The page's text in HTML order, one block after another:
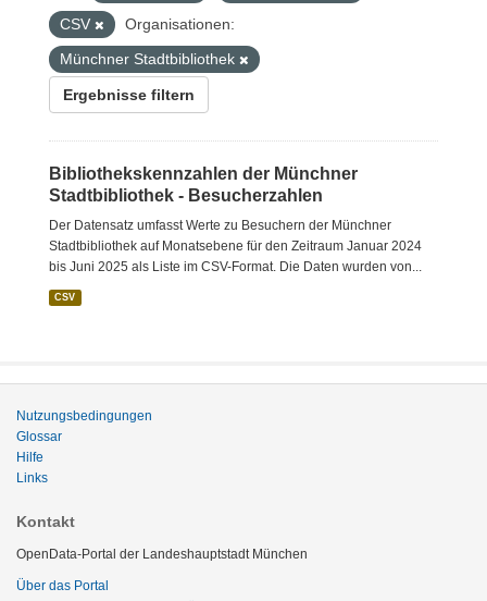
CSV
Organisationen:
Münchner Stadtbibliothek
Ergebnisse filtern
Bibliothekskennzahlen der Münchner
Stadtbibliothek - Besucherzahlen
Der Datensatz umfasst Werte zu Besuchern der Münchner
Stadtbibliothek auf Monatsebene für den Zeitraum Januar 2024
bis Juni 2025 als Liste im CSV-Format. Die Daten wurden von...
CSV
Nutzungsbedingungen
Glossar
Hilfe
Links
Kontakt
OpenData-Portal der Landeshauptstadt München
Über das Portal